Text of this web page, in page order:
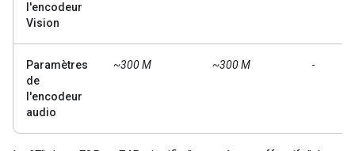
l'encodeur
Vision
Paramètres
de
l'encodeur
audio
~300 M ~300 M -